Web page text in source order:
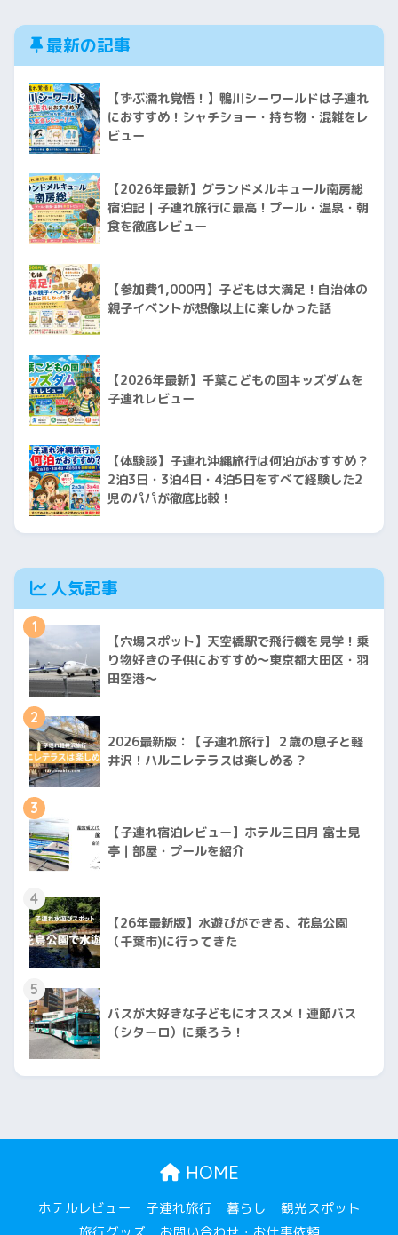
最新の記事
【ずぶ濡れ覚悟！】鴨川シーワールドは子連れ
におすすめ！シャチショー・持ち物・混雑をレ
ビュー
【2026年最新】グランドメルキュール南房総
宿泊記｜子連れ旅行に最高！プール・温泉・朝
食を徹底レビュー
【参加費1,000円】子どもは大満足！自治体の
親子イベントが想像以上に楽しかった話
【2026年最新】千葉こどもの国キッズダムを
子連れレビュー
【体験談】子連れ沖縄旅行は何泊がおすすめ？
2泊3日・3泊4日・4泊5日をすべて経験した2
児のパパが徹底比較！
人気記事
1
【穴場スポット】天空橋駅で飛行機を見学！乗
り物好きの子供におすすめ〜東京都大田区・羽
田空港〜
2
2026最新版：【子連れ旅行】２歳の息子と軽
井沢！ハルニレテラスは楽しめる？
3
【子連れ宿泊レビュー】ホテル三日月 富士見
亭｜部屋・プールを紹介
4
【26年最新版】水遊びができる、花島公園
（千葉市)に行ってきた
5
バスが大好きな子どもにオススメ！連節バス
（シターロ）に乗ろう！
HOME
ホテルレビュー 子連れ旅行 暮らし
観光スポット